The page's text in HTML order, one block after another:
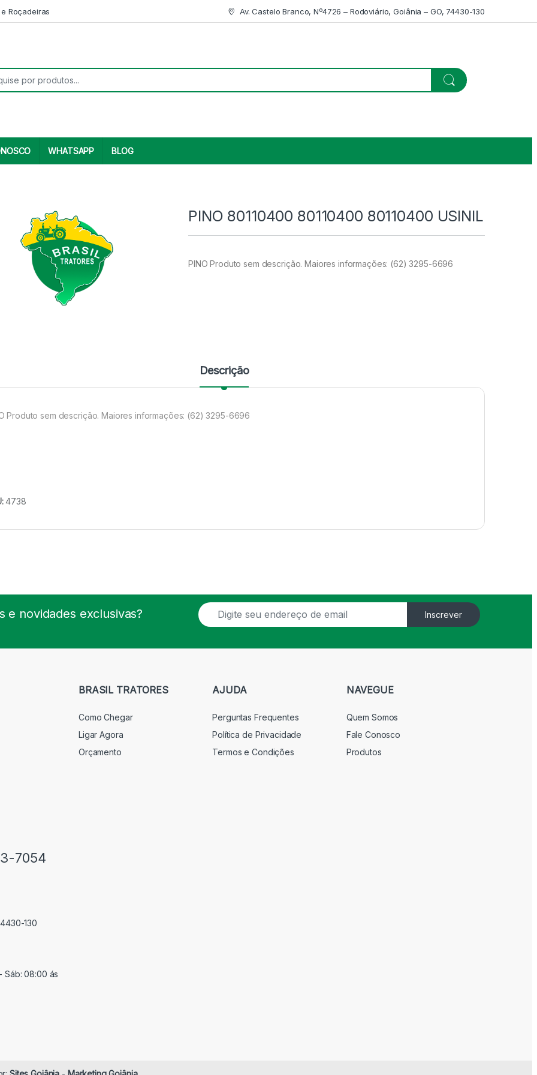
Roçadeiras Av. Castelo Branco, Nº4726 – Rodoviário, Goiânia – GO, 74430-130
WHATSAPP BLOG
PINO 80110400 80110400 80110400 USINIL
PINO Produto sem descrição. Maiores informações: (62) 3295-6696
Descrição
Produto sem descrição. Maiores informações: (62) 3295-6696
4738
novidades exclusivas?
E
m
Inscrever
7054
130
Sáb: 08:00 ás
BRASIL TRATORES
Como Chegar
Ligar Agora
Orçamento
AJUDA
Perguntas Frequentes
Política de Privacidade
Termos e Condições
NAVEGUE
Quem Somos
Fale Conosco
Produtos